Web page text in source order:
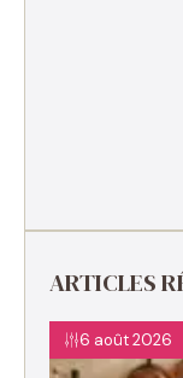
ARTICLES
6 août 2026